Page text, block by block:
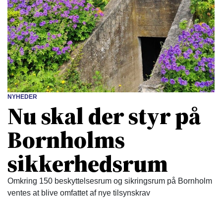
NYHEDER
Nu skal der styr på
Bornholms
sikkerhedsrum
Omkring 150 beskyttelsesrum og sikringsrum på Bornholm
ventes at blive omfattet af nye tilsynskrav